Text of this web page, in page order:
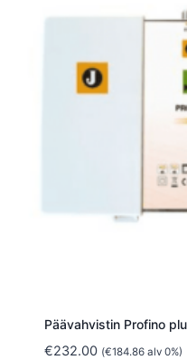
Päävahvistin Profino
€232.00 (€184.86alv 0%)